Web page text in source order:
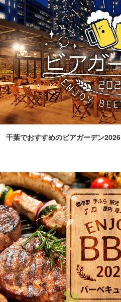
千葉でおすすめのビアガーデン2026